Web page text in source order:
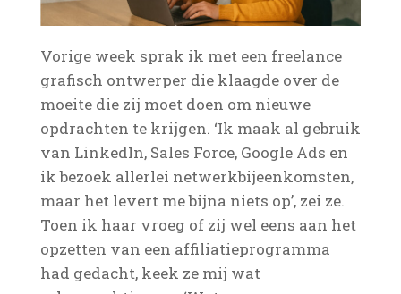
Vorige week sprak ik met een freelance
grafisch ontwerper die klaagde over de
moeite die zij moet doen om nieuwe
opdrachten te krijgen. ‘Ik maak al gebruik
van LinkedIn, Sales Force, Google Ads en
ik bezoek allerlei netwerkbijeenkomsten,
maar het levert me bijna niets op’, zei ze.
Toen ik haar vroeg of zij wel eens aan het
opzetten van een affiliatieprogramma
had gedacht, keek ze mij wat